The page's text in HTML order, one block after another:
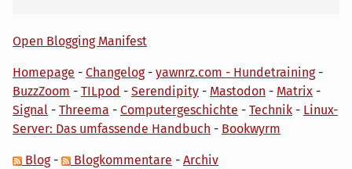
Open Blogging Manifest
Homepage - Changelog- yawnrz.com - Hundetraining-
BuzzZoom - TILpod - Serendipity - Mastodon - Matrix -
Signal - Threema - Computergeschichte - Technik - Linux-
Server: Das umfassende Handbuch - Bookwyrm
Blog- Blogkommentare - Archiv